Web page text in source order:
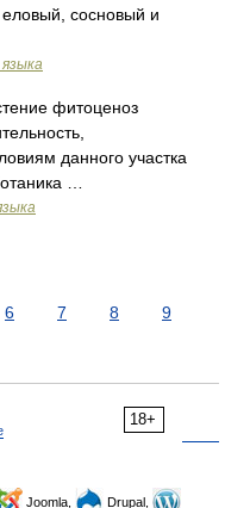
сосновый и
фитоценоз
данного участка
…
6 7 8
9
18+
Joomla,
Drupal,